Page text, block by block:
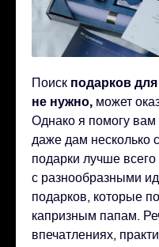
Поиск подарков
не нужно, может
Однако я помогу вам
даже дам несколько
подарки лучше
с разнообразными
подарков, которые
капризным папам.
впечатлениях,